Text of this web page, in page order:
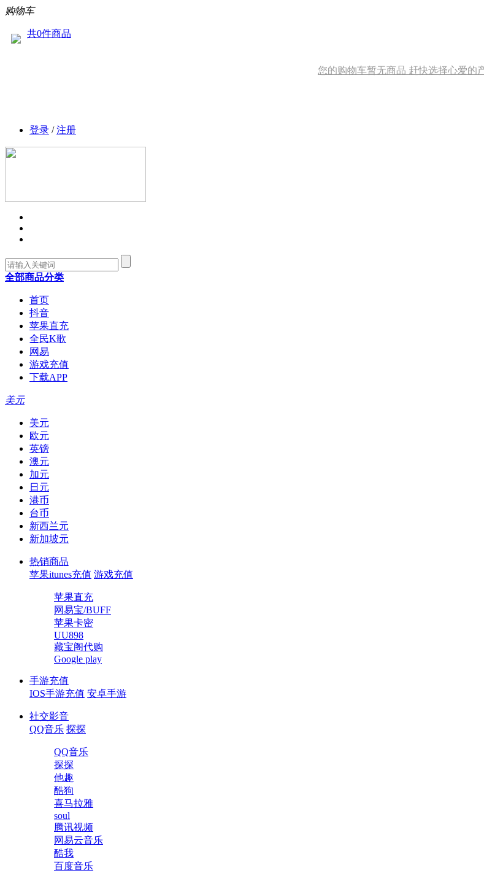
购物车
共0件商品
您的购物车暂无商品 赶快选择心爱的
登录 /注册
全部商品分类
首页
抖音
苹果直充
全民K歌
网易
游戏充值
下载APP
美元
美元
欧元
英镑
澳元
加元
日元
港币
台币
新西兰元
新加坡元
热销商品
苹果itunes充值 游戏充值
苹果直充
网易宝/BUFF
苹果卡密
UU898
藏宝阁代购
Google play
手游充值
IOS手游充值 安卓手游
社交影音
QQ音乐 探探
QQ音乐
探探
他趣
酷狗
喜马拉雅
soul
腾讯视频
网易云音乐
酷我
百度音乐